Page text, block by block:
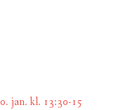
jan. kl. 13:30-15